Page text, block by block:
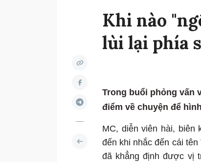
Khi nào
lùi lại phía
Trong buổi phỏng vấn
điểm về chuyện để
MC, diễn viên hài,
đến khi nhắc đến cái
đã khẳng định được vị